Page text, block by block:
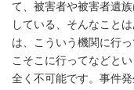
て、被害者や被害者遺
している、そんなこと
は、こういう機関に行
こそこに行ってなどと
全く不可能です。事件